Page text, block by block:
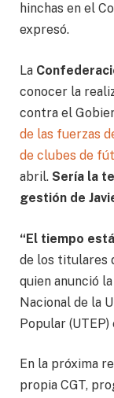
hinchas en el
expresó.
La
conocer la
contra el
de las fuerzas
de clubes de
abril. Sería la
gestión de
“El tiempo
de los titulares
quien anunció
Nacional de la
Popular
En la próxima
propia CGT,